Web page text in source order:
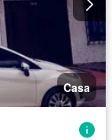
Casa